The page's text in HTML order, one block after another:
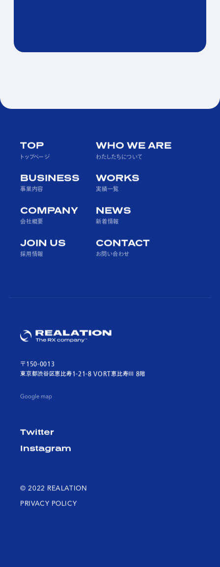
〒150-0013
東京都渋谷区恵比寿1-21-8 VORT恵比寿Ⅲ 8階
Google map
Twitter
Instagram
TOP
トップページ
WHO WE ARE
わたしたちについて
BUSINESS
事業内容
WORKS
実績一覧
COMPANY
会社概要
NEWS
新着情報
JOIN US
採用情報
CONTACT
お問い合わせ
© 2022 REALATION
PRIVACY POLICY